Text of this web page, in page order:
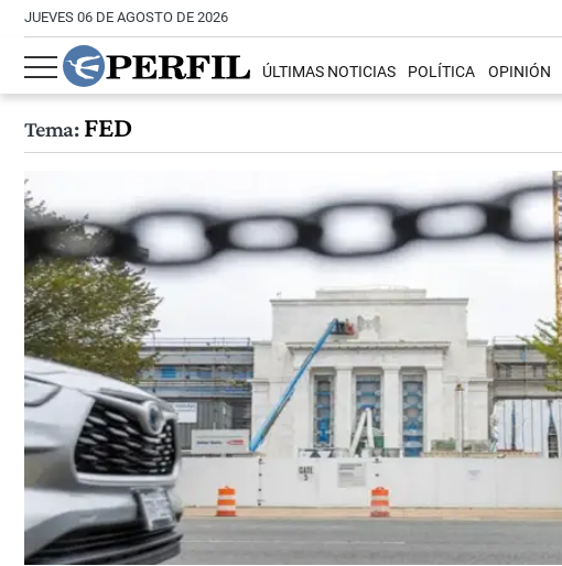
JUEVES 06 DE AGOSTO DE 2026
ÚLTIMAS NOTICIAS POLÍTICA OPINIÓN
Tema:FED